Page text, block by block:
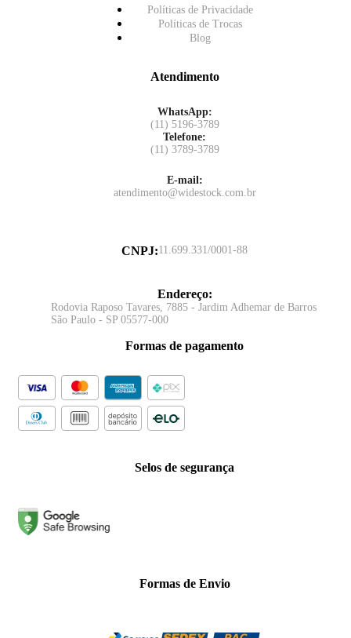
Políticas de Privacidade
Políticas de Trocas
Blog
Atendimento
WhatsApp:
(11) 5196-3789
Telefone:
(11) 3789-3789
E-mail:
atendimento@widestock.com.br
CNPJ:11.699.331/0001-88
Endereço:
Rodovia Raposo Tavares, 7885 - Jardim Adhemar de Barros
São Paulo - SP 05577-000
Formas de pagamento
Selos de segurança
Formas de Envio